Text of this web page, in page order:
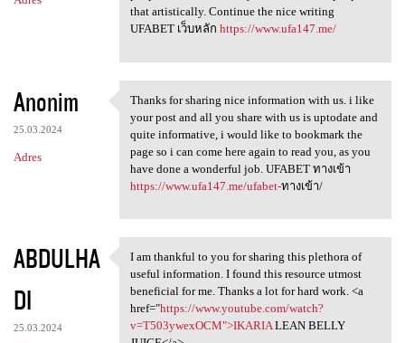
that artistically. Continue the nice writing
UFABET เว็บหลัก https://www.ufa147.me/
Anonim
25.03.2024
Adres
Thanks for sharing nice
Thanks for sharing nice information with us. i like
your post and all you share with us is uptodate and
quite informative, i would like to bookmark the
page so i can come here again to read you, as you
have done a wonderful job. UFABET ทางเข้า
https://www.ufa147.me/ufabet-ทางเข้า/
ABDULHA
DI
25.03.2024
I am thankful to you for
I am thankful to you for sharing this plethora of
useful information. I found this resource utmost
beneficial for me. Thanks a lot for hard work. <a
href="https://www.youtube.com/watch?
v=T503ywexOCM">IKARIALEAN BELLY